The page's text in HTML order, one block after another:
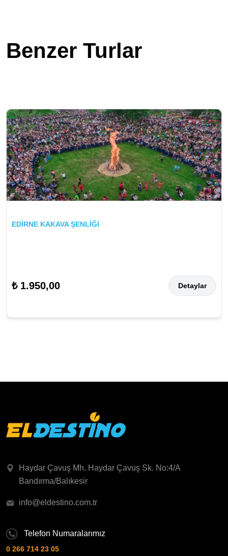
Benzer Turlar
EDİRNE KAKAVA ŞENLİĞİ
₺ 1.950,00 Detaylar
Haydar Çavuş Mh. Haydar Çavuş Sk. No:4/A
Bandırma/Balıkesir
info@eldestino.com.tr
Telefon Numaralarımız
0 266 714 23 05